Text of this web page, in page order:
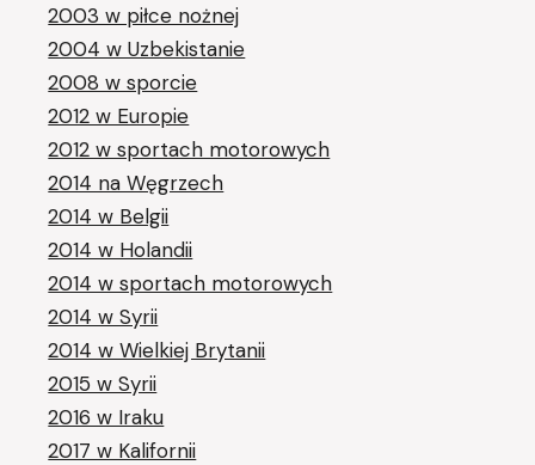
2003 w piłce nożnej
2004 w Uzbekistanie
2008 w sporcie
2012 w Europie
2012 w sportach motorowych
2014 na Węgrzech
2014 w Belgii
2014 w Holandii
2014 w sportach motorowych
2014 w Syrii
2014 w Wielkiej Brytanii
2015 w Syrii
2016 w Iraku
2017 w Kalifornii